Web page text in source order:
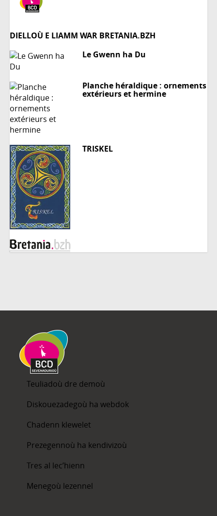
DIELLOÙ E LIAMM WAR BRETANIA.BZH
Le Gwenn ha Du
Planche héraldique : ornements
extérieurs et hermine
TRISKEL
Teuliadoù dre demoù
Diskouezadegoù ha webdok
Chadenn klewelet
Prezegennoù ha kendivizoù
Tres al lec’hienn
Menegoù lezennel